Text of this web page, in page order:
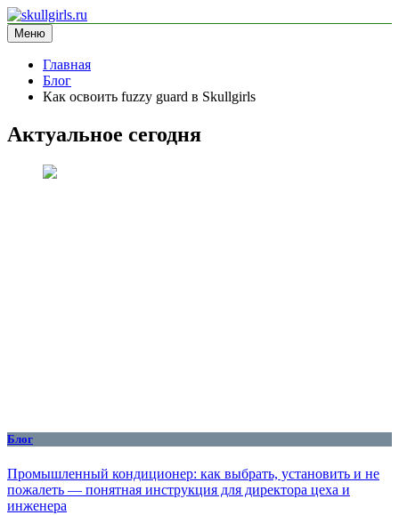
Перейти
к
содержимому
skullgirls.ru
информационный сайт
Меню
Главная
Блог
Как освоить fuzzy guard в Skullgirls
Актуальное сегодня
Блог
Промышленный кондиционер: как выбрать, установить и не
пожалеть — понятная инструкция для директора цеха и
инженера